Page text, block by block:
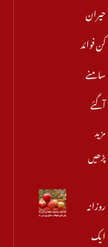
حیران
کن فوائد
سامنے
آگئے
مزید
پڑھیں
روزانہ
ایک